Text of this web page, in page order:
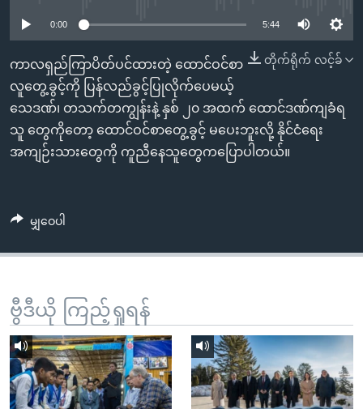
စာမျက်နှာ
သို့
ကျော်
ကြည့်
ရန်
နေရာ
ဗွီအိုအေ လူမှုကွန်ယက်များ
0:00 5:44
တိုက်ရိုက် လင့်ခ်
ကာလရှည်ကြာပိတ်ပင်ထားတဲ့ ထောင်ဝင်စာ
လူတွေ့ခွင့်ကို ပြန်လည်ခွင့်ပြုလိုက်ပေမယ့်
သေဒဏ်၊ တသက်တကျွန်းနဲ့ နှစ် ၂၀ အထက် ထောင်ဒဏ်ကျခံရ
သူ တွေကိုတော့ ထောင်ဝင်စာတွေ့ခွင့် မပေးဘူးလို့ နိုင်ငံရေး
အကျဉ်းသားတွေကို ကူညီနေသူတွေကပြောပါတယ်။
မျှဝေပါ
ဗွီဒီယို ကြည့်ရှုရန်